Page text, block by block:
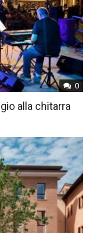
0
alla chitarra